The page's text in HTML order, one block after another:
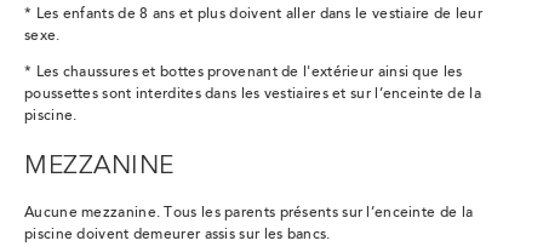
* Les enfants de 8 ans et plus doivent aller dans le vestiaire de leur
sexe.
* Les chaussures et bottes provenant de l'extérieur ainsi que les
poussettes sont interdites dans les vestiaires et sur l’enceinte de la
piscine.
MEZZANINE
Aucune mezzanine. Tous les parents présents sur l’enceinte de la
piscine doivent demeurer assis sur les bancs.